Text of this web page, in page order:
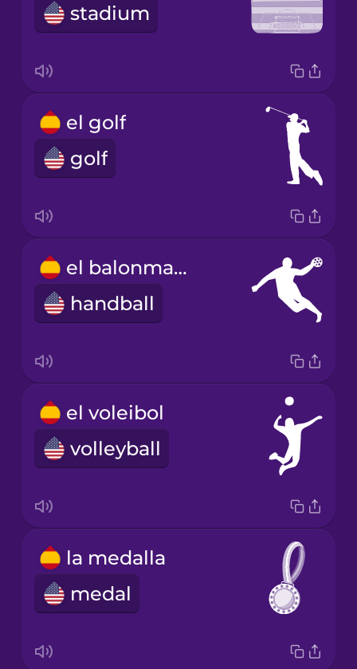
stadium
el golf
golf
el balonmano
handball
el voleibol
volleyball
la medalla
medal